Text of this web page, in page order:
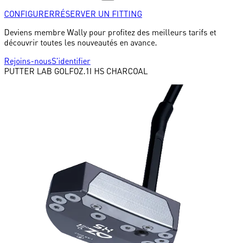
CONFIGURERRÉSERVER UN FITTING
Deviens membre Wally pour profitez des meilleurs tarifs et
découvrir toutes les nouveautés en avance.
Rejoins-nousS'identifier
PUTTER LAB GOLFOZ.1I HS CHARCOAL